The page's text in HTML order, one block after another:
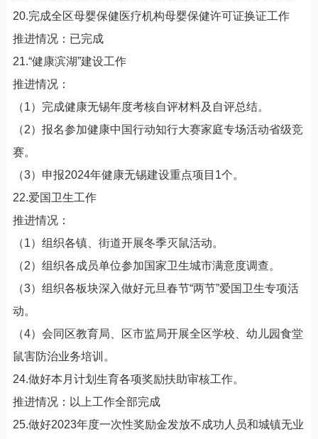
20.完成全区母婴保健医疗机构母婴保健许可证换证工作
推进情况：已完成
21.“健康滨湖”建设工作
推进情况：
（1）完成健康无锡年度考核自评材料及自评总结。
（2）报名参加健康中国行动知行大赛家庭专场活动省级竞
赛。
（3）申报2024年健康无锡建设重点项目1个。
22.爱国卫生工作
推进情况：
（1）组织各镇、街道开展冬季灭鼠活动。
（2）组织各成员单位参加国家卫生城市满意度调查。
（3）组织各板块深入做好元旦春节“两节”爱国卫生专项活
动。
（4）会同区教育局、区市监局开展全区学校、幼儿园食堂
鼠害防治业务培训。
24.做好本月计划生育各项奖励扶助审核工作。
推进情况：以上工作全部完成
25.做好2023年度一次性奖励金发放不成功人员和城镇无业